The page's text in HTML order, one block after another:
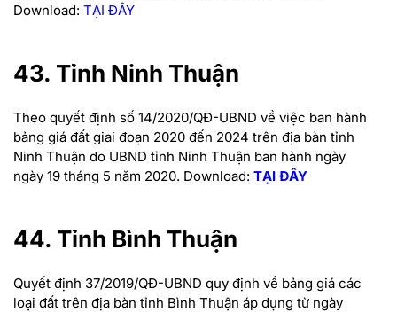
Download: TẠI ĐÂY
43. Tỉnh Ninh Thuận
Theo quyết định số 14/2020/QĐ-UBND về việc ban hành
bảng giá đất giai đoạn 2020 đến 2024 trên địa bàn tỉnh
Ninh Thuận do UBND tỉnh Ninh Thuận ban hành ngày
ngày 19 tháng 5 năm 2020. Download: TẠI ĐÂY
44. Tỉnh Bình Thuận
Quyết định 37/2019/QĐ-UBND quy định về bảng giá các
loại đất trên địa bàn tỉnh Bình Thuận áp dụng từ ngày